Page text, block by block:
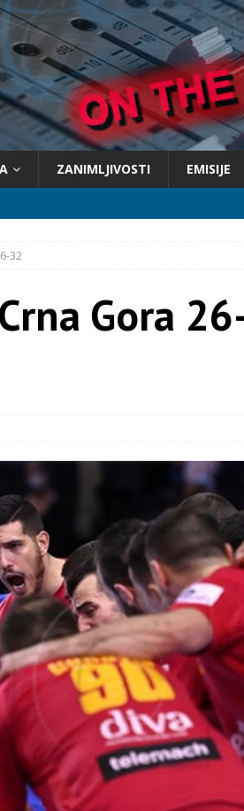
ZANIMLJIVOSTI EMISIJE
32
Gora